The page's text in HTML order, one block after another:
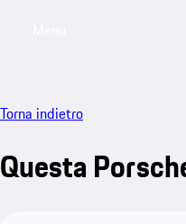
Torna indietro
Questa